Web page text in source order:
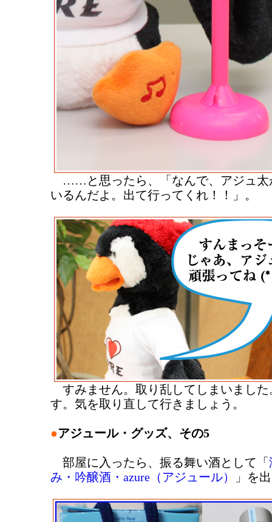
……と思ったら、「なんで、アジュ太
いるんだよ。出て行ってくれ！！」。
すみません。取り乱してしまいました
す。気を取り直して行きましょう。
●アジュール・グッズ、その5
部屋に入ったら、振る舞い酒として「
み・吟醸酒・azure（アジュール）
」を